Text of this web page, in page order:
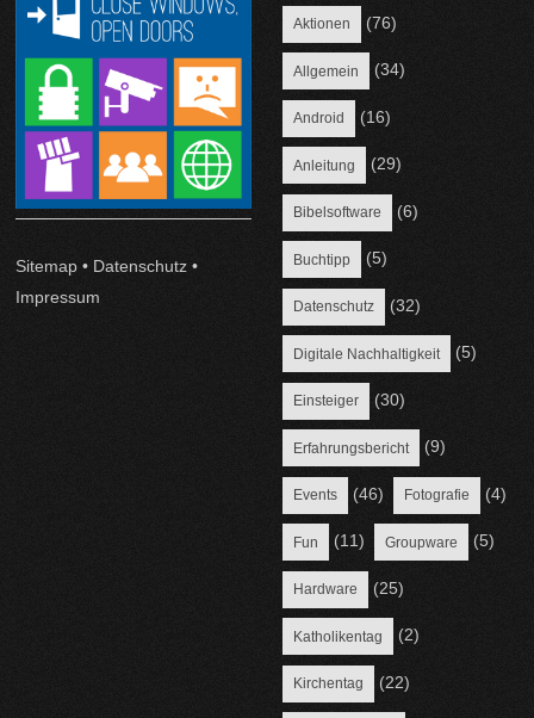
Sitemap • Datenschutz •
Impressum
Aktionen (76)
Allgemein (34)
Android (16)
Anleitung (29)
Bibelsoftware (6)
Buchtipp (5)
Datenschutz (32)
Digitale Nachhaltigkeit (5)
Einsteiger (30)
Erfahrungsbericht (9)
Events (46) Fotografie (4)
Fun (11) Groupware (5)
Hardware (25)
Katholikentag (2)
Kirchentag (22)